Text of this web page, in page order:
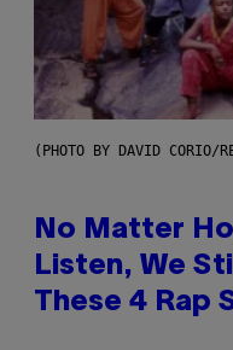
(PHOTO BY DAVID CORIO/
No Matter
Listen, We
These 4 Rap